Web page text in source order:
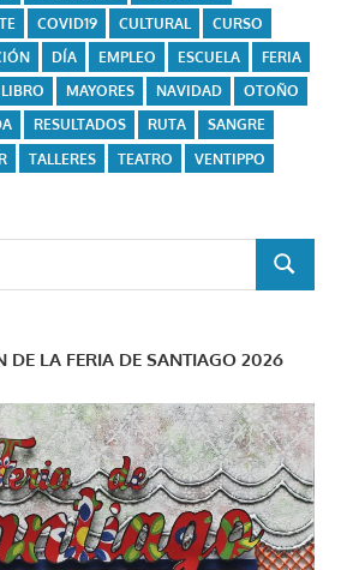
COVID19 CULTURAL
CURSO
DÍA EMPLEO ESCUELA
FERIA
LIBRO MAYORES NAVIDAD
OTOÑO
RESULTADOS RUTA
SANGRE
TALLERES TEATRO
VENTIPPO
BUSCAR
DE LA FERIA DE SANTIAGO 2026